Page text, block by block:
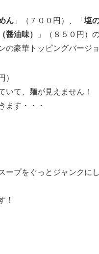
ん 」（７００円）、「 塩
醤油味）
」（８５０円）
の豪華トッピングバージ
）
いて、麺が見えません！
ます・・・
ープをぐっとジャンクに
！